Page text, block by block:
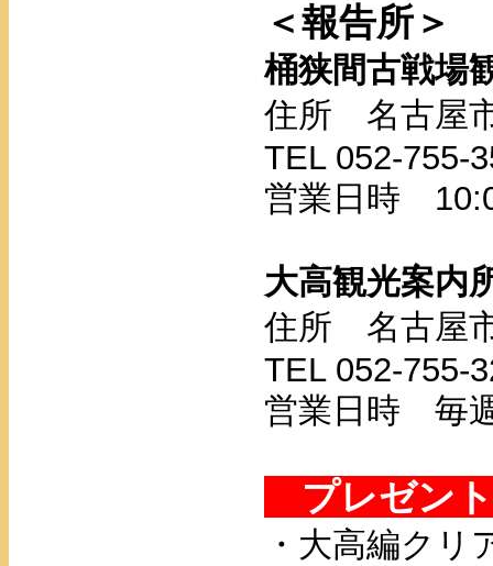
＜報告所＞
桶狭間古戦場
住所 名古屋
TEL 052-755-
営業日時
大高観光案内
住所 名古屋
TEL 052-755-
営業日時 毎
プレゼン
・大高編ク